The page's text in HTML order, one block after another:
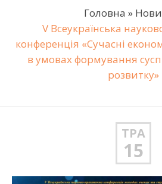
Головна »
V Всеукраїнська
конференція «Сучасні
в умовах формування
розвитку»
ТРА
15